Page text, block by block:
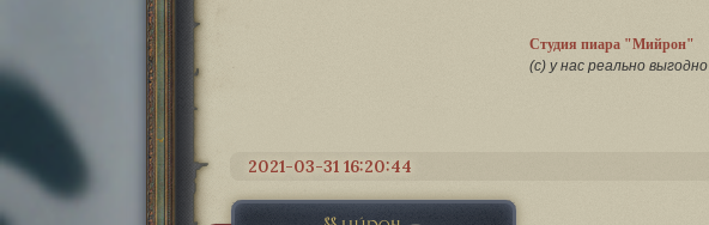
Студия пиара "Мийрон"
(с) у нас реально выгодно
2021-03-31 16:20:44